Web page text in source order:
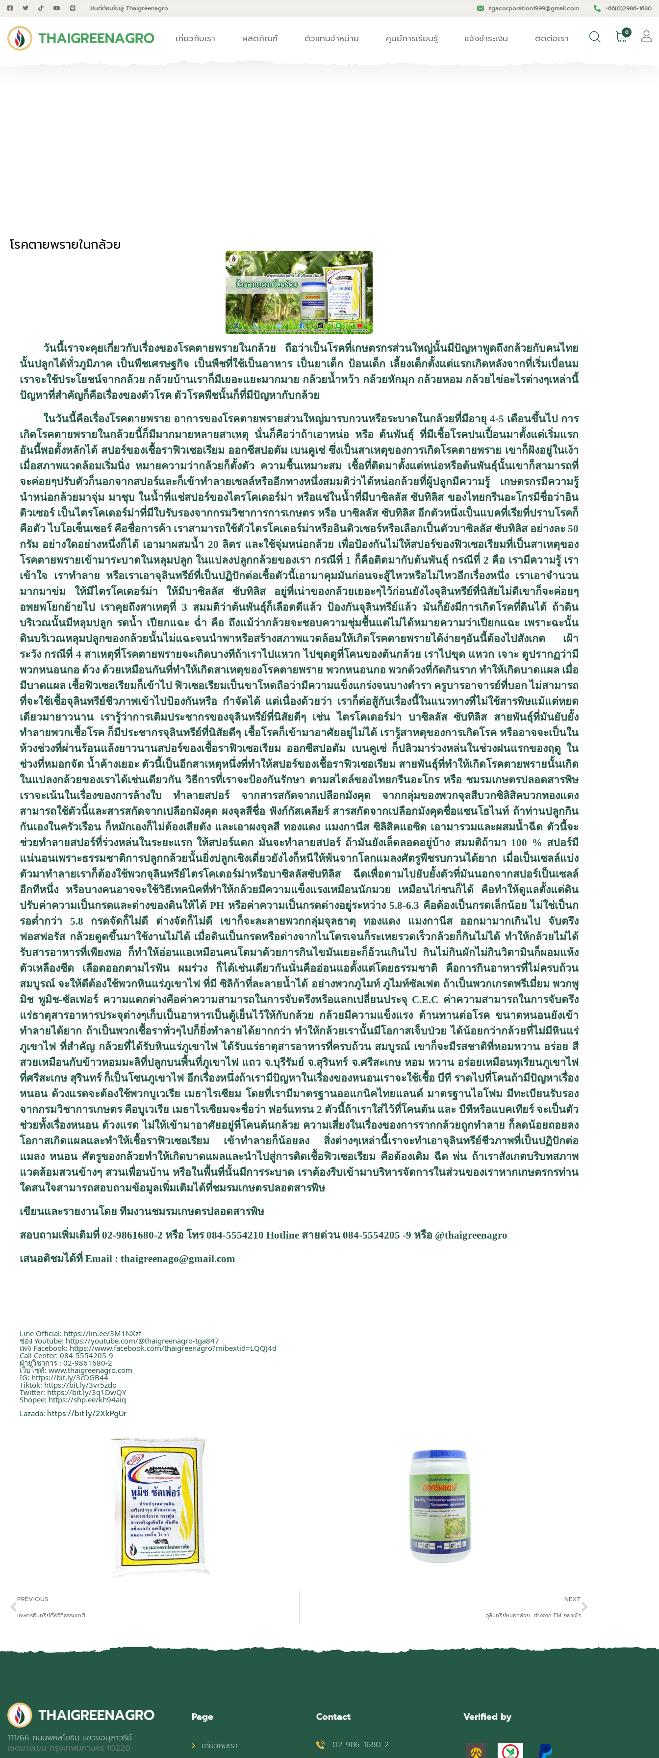
ยินดีต้อนรับสู่ Thaigreenagro tgacorporation1999@gmail.com +66(0)2986-1680
เกี่ยวกับเรา ผลิตภัณฑ์ ตัวแทนจำหน่าย ศูนย์การเรียนรู้ แจ้งชำระเงิน ติดต่อเรา 0
โรคตายพรายในกล้วย
วันนี้เราจะคุยเกี่ยวกับเรื่องของโรคตายพรายในกล้วย ถือว่าเป็นโรคที่เกษตรกรส่วนใหญ่นั้นมีปัญหาพูดถึงกล้วยกับคนไทย
นั้นปลูกได้ทั่วภูมิภาค เป็นพืชเศรษฐกิจ เป็นพืชที่ใช้เป็นอาหาร เป็นยาเด็ก ป้อนเด็ก เลี้ยงเด็กตั้งแต่แรกเกิดหลังจากที่เริ่มเบื่อนม
เราจะใช้ประโยชน์จากกล้วย กล้วยบ้านเราก็มีเยอะแยะมากมาย กล้วยน้ำหว้า กล้วยหักมุก กล้วยหอม กล้วยไข่อะไรต่างๆเหล่านี้
ปัญหาที่สำคัญก็คือเรื่องของตัวโรค ตัวโรคพืชนั้นก็ที่มีปัญหากับกล้วย
ในวันนี้คือเรื่องโรคตายพราย อาการของโรคตายพรายส่วนใหญ่มารบกวนหรือระบาดในกล้วยที่มีอายุ 4-5 เดือนขึ้นไป การ
เกิดโรคตายพรายในกล้วยนี้ก็มีมากมายหลายสาเหตุ นั่นก็คือว่าถ้าเอาหน่อ หรือ ต้นพันธุ์ ที่มีเชื้อโรคปนเปื้อนมาตั้งแต่เริ่มแรก
อันนี้พอตั้งหลักได้ สปอร์ของเชื้อราฟิวเซอเรียม ออกซีสปอตัม เบนคูเซ่ ซึ่งเป็นสาเหตุของการเกิดโรคตายพราย เขาก็ฝังอยู่ในเง้า
เมื่อสภาพแวดล้อมเริ่มนิ่ง หมายความว่ากล้วยก็ตั้งตัว ความชื้นเหมาะสม เชื้อที่ติดมาตั้งแต่หน่อหรือต้นพันธุ์นั้นเขาก็สามารถที่
จะค่อยๆปรับตัวก็นอกจากสปอร์และก็เข้าทำลายเซลล์หรืออีกทางหนึ่งสมมติว่าได้หน่อกล้วยที่ผู้ปลูกมีความรู้ เกษตรกรมีความรู้
นำหน่อกล้วยมาจุ่ม มาชุบ ในน้ำที่แช่สปอร์ของไตรโคเดอร์ม่า หรือแช่ในน้ำที่มีบาซิลลัส ซับทิลิส ของไทยกรีนอะโกรมีชื่อว่าอิน
ดิวเซอร์ เป็นไตรโคเดอร์ม่าที่มีใบรับรองจากกรมวิชาการการเกษตร หรือ บาซิลลัส ซับทิลิส อีกตัวหนึ่งเป็นแบคที่เรียที่ปราบโรคก็
คือตัว ไบโอเซ็นเซอร์ คือชื่อการค้า เราสามารถใช้ตัวไตรโคเดอร์ม่าหรืออินดิวเซอร์หรือเลือกเป็นตัวบาซิลลัส ซับทิลิส อย่างละ 50
กรัม อย่างใดอย่างหนึ่งก็ได้ เอามาผสมน้ำ 20 ลิตร และใช้จุ่มหน่อกล้วย เพื่อป้องกันไม่ให้สปอร์ของฟิวเซอเรียมที่เป็นสาเหตุของ
โรคตายพรายเข้ามาระบาดในหลุมปลูก ในแปลงปลูกกล้วยของเรา กรณีที่ 1 ก็คือติดมากับต้นพันธุ์ กรณีที่ 2 คือ เรามีความรู้ เรา
เข้าใจ เราทำลาย หรือเราเอาจุลินทรีย์ที่เป็นปฏิปักต่อเชื้อตัวนี้เอามาคุมมันก่อนจะสู้ไหวหรือไม่ไหวอีกเรื่องหนึ่ง เราเอาจำนวน
มากมาข่ม ให้มีไตรโคเดอร์ม่า ให้มีบาซิลลัส ซับทิลิส อยู่ที่เน่าของกล้วยเยอะๆไว้ก่อนยังไงจุลินทรีย์ที่นิสัยไม่ดีเขาก็จะค่อยๆ
อพยพโยกย้ายไป เราคุยถึงสาเหตุที่ 3 สมมติว่าต้นพันธุ์ก็เลือดดีแล้ว ป้องกันจุลินทรีย์แล้ว มันก็ยังมีการเกิดโรคที่ดินได้ ถ้าดิน
บริเวณนั้นมีหลุมปลูก รดน้ำ เปียกแฉะ ฉ่ำ คือ ถึงแม้ว่ากล้วยจะชอบความชุ่มชื้นแต่ไม่ได้หมายความว่าเปียกแฉะ เพราะฉะนั้น
ดินบริเวณหลุมปลูกของกล้วยนั้นไม่แฉะจนนำพาหรือสร้างสภาพแวดล้อมให้เกิดโรคตายพรายได้ง่ายๆอันนี้ต้องไปสังเกต เฝ้า
ระวัง กรณีที่ 4 สาเหตุที่โรคตายพรายจะเกิดบางทีถ้าเราไปแหวก ไปขุดดูที่โคนของต้นกล้วย เราไปขุด แหวก เจาะ ดูปรากฏว่ามี
พวกหนอนกอ ด้วง ด้วยเหมือนกันที่ทำให้เกิดสาเหตุของโรคตายพราย พวกหนอนกอ พวกด้วงที่กัดกินราก ทำให้เกิดบาดแผล เมื่อ
มีบาดแผล เชื้อฟิวเซอเรียมก็เข้าไป ฟิวเซอเรียมเป็นขาโหดถือว่ามีความแข็งแกร่งจนบางตำรา ครูบารอาจารย์ที่บอก ไม่สามารถ
ที่จะใช้เชื้อจุลินทรีย์ชีวภาพเข้าไปป้องกันหรือ กำจัดได้ แต่เนื่องด้วยว่า เราก็ต่อสู้กับเรื่องนี้ในแนวทางที่ไม่ใช้สารพิษแม้แต่หยด
เดียวมายาวนาน เรารู้ว่าการเติมประชากรของจุลินทรีย์ที่นิสัยดีๆ เช่น ไตรโคเดอร์ม่า บาซิลลัส ซับทิลิส สายพันธุ์ที่มันยับยั้ง
ทำลายพวกเชื้อโรค ก็มีประชากรจุลินทรีย์ที่นิสัยดีๆ เชื้อโรคก็เข้ามาอาศัยอยู่ไม่ได้ เรารู้สาหตุของการเกิดโรค หรืออาจจะเป็นใน
ห้วงช่วงที่ผ่านร้อนแล้งยาวนานสปอร์ของเชื้อราฟิวเซอเรียม ออกซีสปอตัม เบนคูเซ่ ก็ปลิวมาร่วงหล่นในช่วงฝนแรกของฤดู ใน
ช่วงที่หมอกจัด น้ำค้างเยอะ ตัวนี้เป็นอีกสาเหตุหนึ่งที่ทำให้สปอร์ของเชื้อราฟิวเซอเรียม สายพันธุ์ที่ทำให้เกิดโรคตายพรายนั้นเกิด
ในแปลงกล้วยของเราได้เช่นเดียวกัน วิธีการที่เราจะป้องกันรักษา ตามสไตล์ของไทยกรีนอะโกร หรือ ชมรมเกษตรปลอดสารพิษ
เราจะเน้นในเรื่องของการล้างใบ ทำลายสปอร์ จากสารสกัดจากเปลือกมังคุด จากกลุ่มของพวกจุลสีบวกซิลิสิคบวกทองแดง
สามารถใช้ตัวนี้และสารสกัดจากเปลือกมังคุด ผงจุลสีชื่อ ฟังก์กัสเคลียร์ สารสกัดจากเปลือกมังคุดชื่อแซนโธไนท์ ถ้าท่านปลูกกิน
กันเองในครัวเรือน ก็หมักเองก็ไม่ต้องเสียตัง และเอาผงจุลสี ทองแดง แมงกานีส ซิลิสิคแอซิด เอามารวมและผสมน้ำฉีด ตัวนี้จะ
ช่วยทำลายสปอร์ที่ร่วงหล่นในระยะแรก ให้สปอร์แตก มันจะทำลายสปอร์ ถ้ามันยังเล็ดลอดอยู่บ้าง สมมติถ้ามา 100 % สปอร์มี
แน่นอนเพราะธรรมชาติการปลูกกล้วยนั้นยิ่งปลูกเชิงเดี่ยวยังไงก็หนีให้พ้นจากโลกแมลงศัตรูพืชรบกวนได้ยาก เมื่อเป็นเซลล์แบ่ง
ตัวมาทำลายเราก็ต้องใช้พวกจุลินทรีย์ไตรโคเดอร์ม่าหรือบาซิลลัสซับทิลิส ฉีดเพื่อตามไปยับยั้งตัวที่มันนอกจากสปอร์เป็นเซลล์
อีกทีหนึ่ง หรือบางคนอาจจะใช้วิธีเทคนิคที่ทำให้กล้วยมีความแข็งแรงเหมือนนักมวย เหมือนไก่ชนก็ได้ คือทำให้ดูแลตั้งแต่ดิน
ปรับค่าความเป็นกรดและด่างของดินให้ได้PH หรือค่าความเป็นกรดด่างอยู่ระหว่าง 5.8-6.3 คือต้องเป็นกรดเล็กน้อย ไม่ใช่เป็นก
รอต่ำกว่า 5.8 กรดจัดก็ไม่ดี ด่างจัดก็ไม่ดี เขาก็จะละลายพวกกลุ่มจุลธาตุ ทองแดง แมงกานีส ออกมามากเกินไป จับตรึง
ฟอสฟอรัส กล้วยดูดขึ้นมาใช้งานไม่ได้ เมื่อดินเป็นกรดหรือด่างจากไนโตรเจนก็ระเหยรวดเร็วกล้วยก็กินไม่ได้ ทำให้กล้วยไม่ได้
รับสารอาหารที่เพียงพอ ก็ทำให้อ่อนแอเหมือนคนโตมาด้วยการกินไขมันเยอะก็อ้วนเกินไป กินไม่กินผักไม่กินวิตามินก็ผอมแห้ง
ตัวเหลืองซีด เลือดออกตามไรฟัน ผมร่วง ก็ได้เช่นเดียวกันนั่นคืออ่อนแอตั้งแต่โดยธรรมชาติ คือการกินอาหารที่ไม่ครบถ้วน
สมบูรณ์ จะให้ดีต้องใช้พวกหินแร่ภูเขาไฟ ที่มี ซิลิก้าที่ละลายน้ำได้ อย่างพวกภูไมท์ ภูไมท์ซัลเฟต ถ้าเป็นพวกเกรดพรีเมี่ยม พวกพู
มิช พูมิช-ซัลเฟอร์ ความแตกต่างคือค่าความสามารถในการจับตรึงหรือแลกเปลี่ยนประจุ C.E.C ค่าความสามารถในการจับตรึง
แร่ธาตุสารอาหารประจุต่างๆเก็บเป็นอาหารเป็นตู้เย็นไว้ให้กับกล้วย กล้วยมีความแข็งแรง ต้านทานต่อโรค ขนาดหนอนยังเข้า
ทำลายได้ยาก ถ้าเป็นพวกเชื้อราทั่วๆไปก็ยิ่งทำลายได้ยากกว่า ทำให้กล้วยเรานั้นมีโอกาสเจ็บป่วย ได้น้อยกว่ากล้วยที่ไม่มีหินแร่
ภูเขาไฟ ที่สำคัญ กล้วยที่ได้รับหินแร่ภูเขาไฟ ได้รับแร่ธาตุสารอาหารที่ครบถ้วน สมบูรณ์ เขาก็จะมีรสชาติที่หอมหวาน อร่อย สี
สวยเหมือนกับข้าวหอมมะลิที่ปลูกบนพื้นที่ภูเขาไฟ แถว จ.บุรีรัมย์ จ.สุรินทร์ จ.ศรีสะเกษ หอม หวาน อร่อยเหมือนทุเรียนภูเขาไฟ
ที่ศรีสะเกษ สุรินทร์ ก็เป็นโซนภูเขาไฟ อีกเรื่องหนึ่งถ้าเรามีปัญหาในเรื่องของหนอนเราจะใช้เชื้อ บีที ราดไปที่โคนถ้ามีปัญหาเรื่อง
หนอน ด้วงแรดจะต้องใช้พวกบูเวเรีย เมธาไรเซียม โดยที่เรามีมาตรฐานออแกนิคไทยแลนด์ มาตรฐานไอโฟม มีทะเบียนรับรอง
จากกรมวิชาการเกษตร คือบูเวเรีย เมธาไรเซียมจะชื่อว่า ฟอร์แทรน 2 ตัวนี้ถ้าเราใส่ไว้ที่โคนต้น และ บีทีหรือแบคเทียร์ จะเป็นตัว
ช่วยทั้งเรื่องหนอน ด้วงแรด ไม่ให้เข้ามาอาศัยอยู่ที่โคนต้นกล้วย ความเสี่ยงในเรื่องของการรากกล้วยถูกทำลาย ก็ลดน้อยถอยลง
โอกาสเกิดแผลและทำให้เชื้อราฟิวเซอเรียม เข้าทำลายก็น้อยลง สิ่งต่างๆเหล่านี้เราจะทำเอาจุลินทรีย์ชีวภาพที่เป็นปฏิปักต่อ
แมลง หนอน ศัตรูของกล้วยทำให้เกิดบาดแผลและนำไปสู่การติดเชื้อฟิวเซอเรียม คือต้องเติม ฉีด พ่น ถ้าเราสังเกตบริบทสภาพ
แวดล้อมสวนข้างๆ สวนเพื่อนบ้าน หรือในพื้นที่นั้นมีการระบาด เราต้องรีบเข้ามาบริหารจัดการในส่วนของเราหากเกษตรกรท่าน
ใดสนใจสามารถสอบถามข้อมูลเพิ่มเติมได้ที่ชมรมเกษตรปลอดสารพิษ
เขียนและรายงานโดย ทีมงานชมรมเกษตรปลอดสารพิษ
สอบถามเพิ่มเติมที่ 02-9861680-2 หรือ โทร 084-5554210 Hotline สายด่วน 084-5554205 -9 หรือ @thaigreenagro
เสนอติชมได้ที่ Email : thaigreenago@gmail.com
Line Official: https://lin.ee/3M1NXzf
ช่อง Youtube: https://youtube.com/@thaigreenagro-tga847
เพจ Facebook: https://www.facebook.com/thaigreenagro?mibextid=LQQJ4d
Call Center: 084-5554205-9
ฝ่ายวิชาการ : 02-9861680-2
เว็บไซต์: www.thaigreenagro.com
IG: https://bit.ly/3cDGB44
Tiktok: https://bit.ly/3vr5zdo
Twitter: https://bit.ly/3q1DwQY
Shopee: https://shp.ee/kh94aiq
Lazada: https://bit.ly/2XkPgUr
PREVIOUS
เกษตรอินทรีย์คือวิถีธรรมชาติ
NEXT
จุลินทรีย์หน่อกล้วย…ต่างจาก EM อย่างไร
111/66 ถนนพหลโยธิน แขวงอนุสาวรีย์
เขตบางเขน กรุงเทพมหานคร 10220
Page
เกี่ยวกับเรา
Contact
02-986-1680-2
Verified by